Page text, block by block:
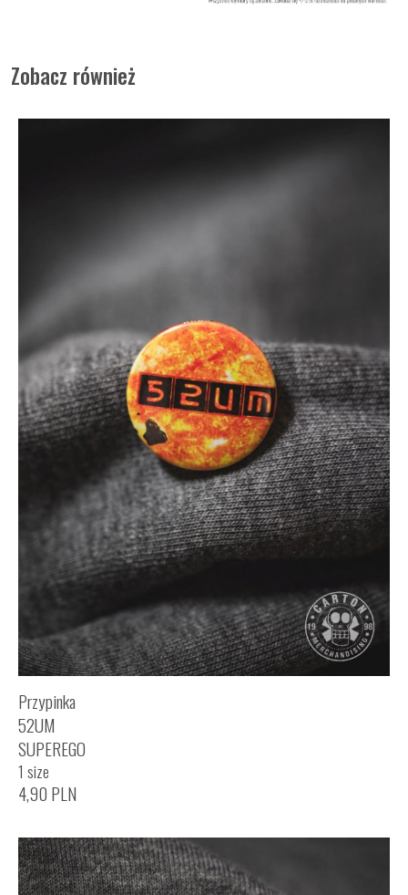
Zobacz również
Przypinka
52UM
SUPEREGO
1 size
4,90 PLN